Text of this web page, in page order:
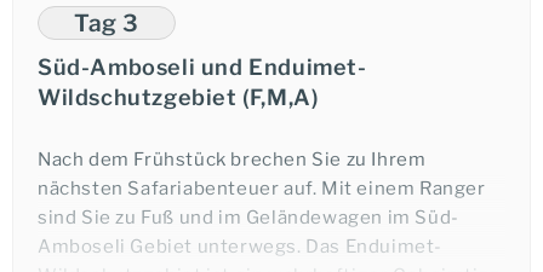
Tansanias zweithöchstem Berg auch Vulkankrater,
Savanne und Bergwälder, sowie malerische Seen
und Wasserfälle zu entdecken. Hier befindet sich
der Lebensraum von vielen verschiedenen Tieren
Zebras, Warzenschweine und diverse
Antilopenarten geben sich hier ein Stelldichein. In
den Wäldern haben die schwarz-weißen Kolobus-
Affen ein Zuhause und an den Momella Seen
Tag 3
Süd-Amboseli und Enduimet-
Wildschutzgebiet (F,M,A)
Nach dem Frühstück brechen Sie zu Ihrem
nächsten Safariabenteuer auf. Mit einem Ranger
sind Sie zu Fuß und im Geländewagen im Süd-
Amboseli Gebiet unterwegs. Das Enduimet-